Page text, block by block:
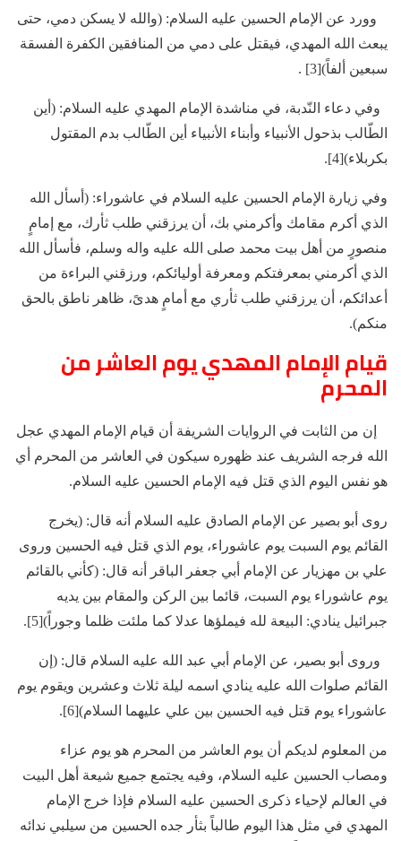
وورد عن الإمام الحسين عليه السلام: (والله لا يسكن دمي، حتى
يبعث الله المهدي، فيقتل على دمي من المنافقين الكفرة الفسقة
سبعين ألفاً)[3] .
وفي دعاء النّدبة، في مناشدة الإمام المهدي عليه السلام: (أين
الطّالب بذحول الأنبياء وأبناء الأنبياء أين الطّالب بدم المقتول
بكربلاء)[4].
وفي زيارة الإمام الحسين عليه السلام في عاشوراء: (أسأل الله
الذي أكرم مقامك وأكرمني بك، أن يرزقني طلب ثأرك، مع إمامٍ
منصورٍ من أهل بيت محمد صلى الله عليه واله وسلم، فأسأل الله
الذي أكرمني بمعرفتكم ومعرفة أوليائكم، ورزقني البراءة من
أعدائكم، أن يرزقني طلب ثأري مع أمامٍ هدىً، ظاهر ناطق بالحق
منكم).
قيام الإمام المهدي يوم العاشر من
المحرم
إن من الثابت في الروايات الشريفة أن قيام الإمام المهدي عجل
الله فرجه الشريف عند ظهوره سيكون في العاشر من المحرم أي
هو نفس اليوم الذي قتل فيه الإمام الحسين عليه السلام.
روى أبو بصير عن الإمام الصادق عليه السلام أنه قال: (يخرج
القائم يوم السبت يوم عاشوراء، يوم الذي قتل فيه الحسين وروى
علي بن مهزيار عن الإمام أبي جعفر الباقر أنه قال: (كأني بالقائم
يوم عاشوراء يوم السبت، قائما بين الركن والمقام بين يديه
جبرائيل ينادي: البيعة لله فيملؤها عدلا كما ملئت ظلما وجوراً)[5].
وروى أبو بصير، عن الإمام أبي عبد الله عليه السلام قال: (إن
القائم صلوات الله عليه ينادي اسمه ليلة ثلاث وعشرين ويقوم يوم
عاشوراء يوم قتل فيه الحسين بين علي عليهما السلام)[6].
من المعلوم لديكم أن يوم العاشر من المحرم هو يوم عزاء
ومصاب الحسين عليه السلام، وفيه يجتمع جميع شيعة أهل البيت
في العالم لإحياء ذكرى الحسين عليه السلام فإذا خرج الإمام
المهدي في مثل هذا اليوم طالباً بثأر جده الحسين من سيلبي ندائه